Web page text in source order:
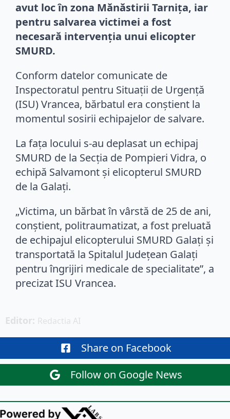
avut loc în zona Mănăstirii Tarnița, iar
pentru salvarea victimei a fost
necesară intervenția unui elicopter
SMURD.
Conform datelor comunicate de
Inspectoratul pentru Situații de Urgență
(ISU) Vrancea, bărbatul era conștient la
momentul sosirii echipajelor de salvare.
La fața locului s-au deplasat un echipaj
SMURD de la Secția de Pompieri Vidra, o
echipă Salvamont și elicopterul SMURD
de la Galați.
„Victima, un bărbat în vârstă de 25 de ani,
conștient, politraumatizat, a fost preluată
de echipajul elicopterului SMURD Galați și
transportată la Spitalul Județean Galați
pentru îngrijiri medicale de specialitate”, a
precizat ISU Vrancea.
Editor: Redactia AI
Share on Facebook
Follow on Google News